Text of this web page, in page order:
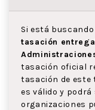
Si está
tasación
tasación oficial
tasación de este
es válido y
organizaciones